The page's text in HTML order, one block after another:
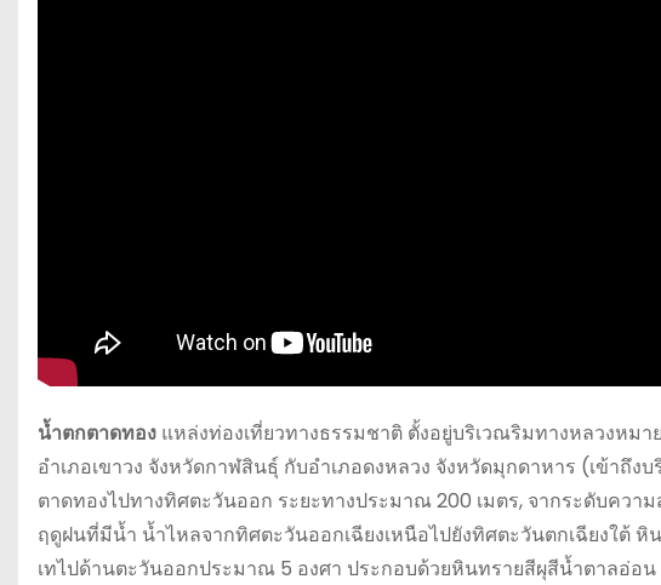
น้ำตกตาดทอง แหล่งท่องเที่ยวทางธรรมชาติ ตั้งอยู่บริเวณริมทางหลวงหม
อำเภอเขาวง จังหวัดกาฬสินธุ์ กับอำเภอดงหลวง จังหวัดมุกดาหาร (เข้าถึง
ตาดทองไปทางทิศตะวันออก ระยะทางประมาณ 200 เมตร, จากระดับควา
ฤดูฝนที่มีน้ำ น้ำไหลจากทิศตะวันออกเฉียงเหนือไปยังทิศตะวันตกเฉียงใต้
เทไปด้านตะวันออกประมาณ 5 องศา ประกอบด้วยหินทรายสีผุสีน้ำตาลอ่อ